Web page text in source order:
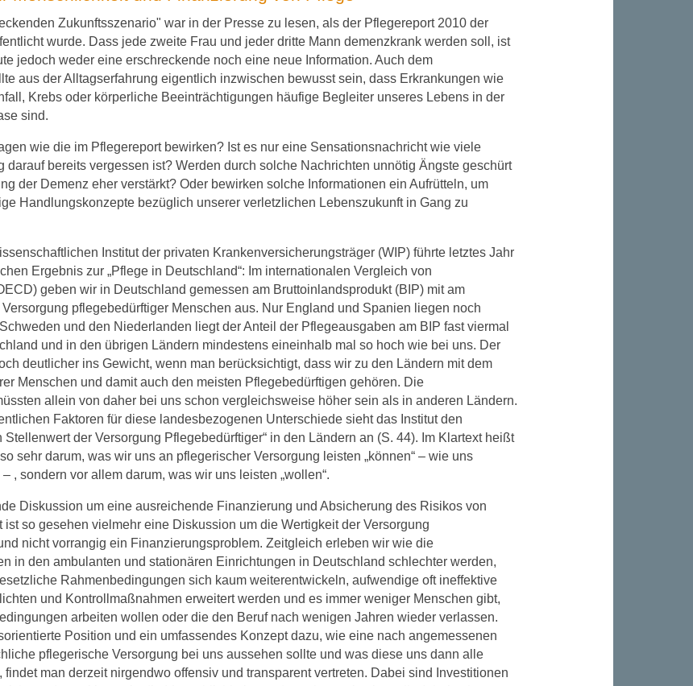
Zukunftsszenario" war in der Presse zu lesen, als der Pflegereport 2010 der
wurde. Dass jede zweite Frau und jeder dritte Mann demenzkrank werden soll, ist
jedoch weder eine erschreckende noch eine neue Information. Auch dem
aus der Alltagserfahrung eigentlich inzwischen bewusst sein, dass Erkrankungen wie
Krebs oder körperliche Beeinträchtigungen häufige Begleiter unseres Lebens in der
sind.
wie die im Pflegereport bewirken? Ist es nur eine Sensationsnachricht wie viele
darauf bereits vergessen ist? Werden durch solche Nachrichten unnötig Ängste geschürt
der Demenz eher verstärkt? Oder bewirken solche Informationen ein Aufrütteln, um
Handlungskonzepte bezüglich unserer verletzlichen Lebenszukunft in Gang zu
Institut der privaten Krankenversicherungsträger (WIP) führte letztes Jahr
Ergebnis zur „Pflege in Deutschland“: Im internationalen Vergleich von
geben wir in Deutschland gemessen am Bruttoinlandsprodukt (BIP) mit am
pflegebedürftiger Menschen aus. Nur England und Spanien liegen noch
und den Niederlanden liegt der Anteil der Pflegeausgaben am BIP fast viermal
und in den übrigen Ländern mindestens eineinhalb mal so hoch wie bei uns. Der
deutlicher ins Gewicht, wenn man berücksichtigt, dass wir zu den Ländern mit dem
Menschen und damit auch den meisten Pflegebedürftigen gehören. Die
allein von daher bei uns schon vergleichsweise höher sein als in anderen Ländern.
Faktoren für diese landesbezogenen Unterschiede sieht das Institut den
Stellenwert der Versorgung Pflegebedürftiger“ in den Ländern an (S. 44). Im Klartext heißt
sehr darum, was wir uns an pflegerischer Versorgung leisten „können“ – wie uns
, sondern vor allem darum, was wir uns leisten „wollen“.
Diskussion um eine ausreichende Finanzierung und Absicherung des Risikos von
ist so gesehen vielmehr eine Diskussion um die Wertigkeit der Versorgung
nicht vorrangig ein Finanzierungsproblem. Zeitgleich erleben wir wie die
in den ambulanten und stationären Einrichtungen in Deutschland schlechter werden,
Rahmenbedingungen sich kaum weiterentwickeln, aufwendige oft ineffektive
und Kontrollmaßnahmen erweitert werden und es immer weniger Menschen gibt,
arbeiten wollen oder die den Beruf nach wenigen Jahren wieder verlassen.
Position und ein umfassendes Konzept dazu, wie eine nach angemessenen
pflegerische Versorgung bei uns aussehen sollte und was diese uns dann alle
findet man derzeit nirgendwo offensiv und transparent vertreten. Dabei sind Investitionen